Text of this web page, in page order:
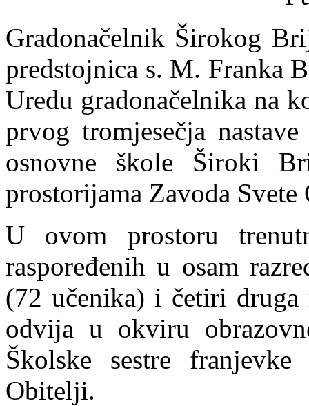
Gradonačelnik Širokog
predstojnica s. M. Franka
Uredu gradonačelnika na
prvog tromjesečja
osnovne škole Široki
prostorijama Zavoda
U ovom prostoru
raspoređenih u osam
(72 učenika) i četiri druga
odvija u okviru
Školske sestre
Obitelji.